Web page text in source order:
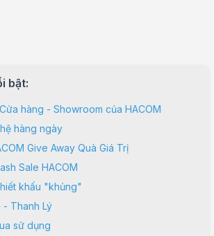
bật:
hàng - Showroom của HACOM
hàng ngày
Give Away Quà Giá Trị
Sale HACOM
khấu "khủng"
- Thanh Lý
sử dụng